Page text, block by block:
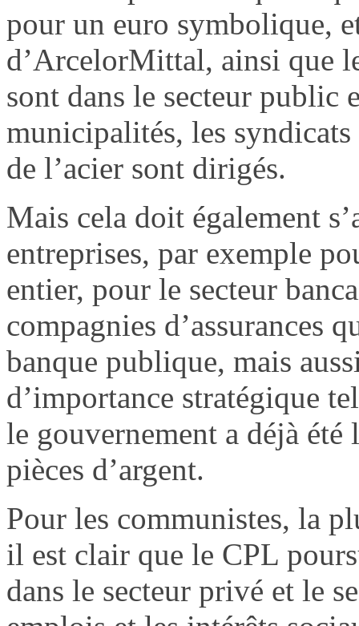
pour un euro symbolique,
d’ArcelorMittal, ainsi que
sont dans le secteur public
municipalités, les
de l’acier sont dirigés.
Mais cela doit également
entreprises, par exemple
entier, pour le secteur
compagnies d’assurances
banque publique, mais
d’importance stratégique
le gouvernement a déjà
pièces d’argent.
Pour les communistes, la
il est clair que le CPL
dans le secteur privé et le